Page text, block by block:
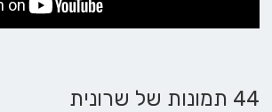
44 תמונות של שרונית